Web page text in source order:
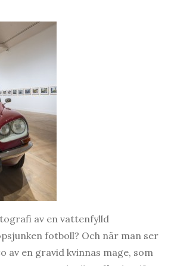
av en vattenfylld
fotboll? Och när man ser
av en gravid kvinnas mage, som